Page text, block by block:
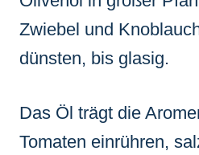
Zwiebel und
dünsten, bis glasig.
Das Öl trägt die
Tomaten einrühren,